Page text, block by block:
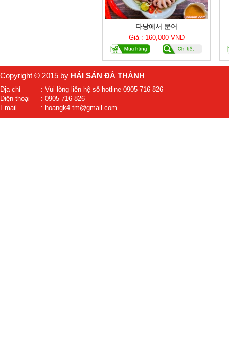
다낭에서 문어
Giá : 160,000 VNĐ
Copyright © 2015 by HẢI SẢN ĐÀ THÀNH
Địa chỉ
: Vui lòng liên hệ số hotline 0905 716 826
Điện thoại
: 0905 716 826
Email
: hoangk4.tm@gmail.com